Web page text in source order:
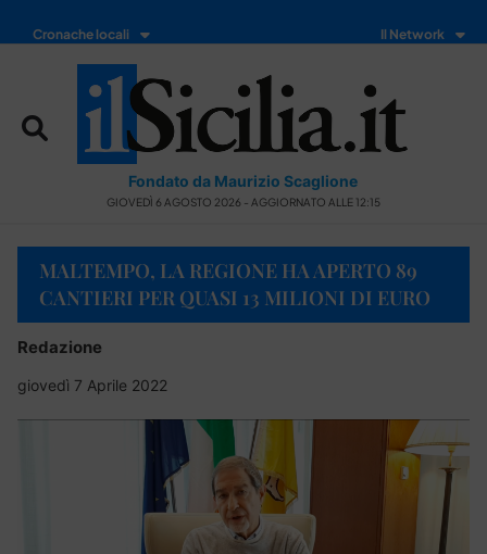
Cronache locali Il Network
Fondato da Maurizio Scaglione
GIOVEDÌ 6 AGOSTO 2026 - AGGIORNATO ALLE 12:15
MALTEMPO, LA REGIONE HA APERTO 89
CANTIERI PER QUASI 13 MILIONI DI EURO
Redazione
giovedì 7 Aprile 2022